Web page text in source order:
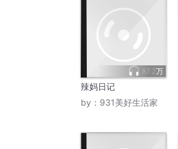
87.2万
辣妈日记
by： 931美好生活家